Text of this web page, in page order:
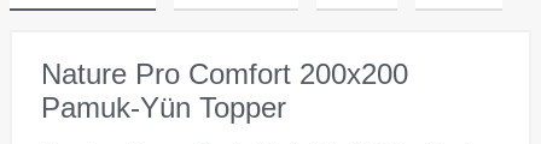
Nature Pro Comfort 200x200
Pamuk-Yün Topper